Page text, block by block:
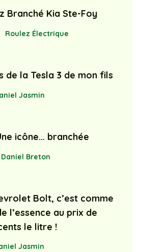
Branché Kia Ste-Foy
Roulez Électrique
de la Tesla 3 de mon fils
Jasmin
icône… branchée
Daniel Breton
Bolt, c’est comme
l’essence au prix de
le litre !
Jasmin